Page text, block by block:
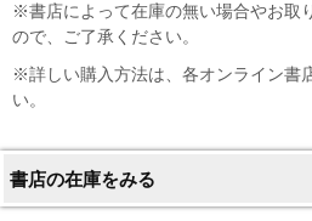
※書店によって在庫の無い場合やお取
ので、ご了承ください。
※詳しい購入方法は、各オンライン書
い。
書店の在庫をみる